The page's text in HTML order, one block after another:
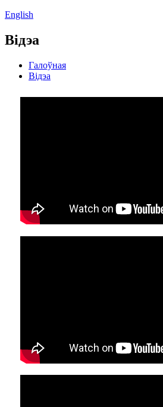
English
Відэа
Галоўная
Відэа